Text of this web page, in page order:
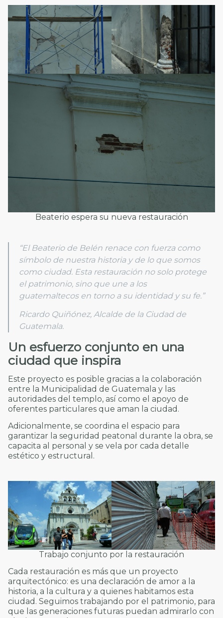
Beaterio espera su nueva restauración
“El Beaterio de Belén renace con fuerza como
símbolo de nuestra historia y de lo que somos
como ciudad. Esta restauración no solo protege
el patrimonio, sino que une a los
guatemaltecos en torno a su identidad y su fe.”
Ricardo Quiñónez, Alcalde de la Ciudad de
Guatemala.
Un esfuerzo conjunto en una
ciudad que inspira
Este proyecto es posible gracias a la colaboración
entre la Municipalidad de Guatemala y las
autoridades del templo, así como el apoyo de
oferentes particulares que aman la ciudad.
Adicionalmente, se coordina el espacio para
garantizar la seguridad peatonal durante la obra, se
capacita al personal y se vela por cada detalle
estético y estructural.
Trabajo conjunto por la restauración
Cada restauración es más que un proyecto
arquitectónico: es una declaración de amor a la
historia, a la cultura y a quienes habitamos esta
ciudad. Seguimos trabajando por el patrimonio, para
que las generaciones futuras puedan admirarlo con